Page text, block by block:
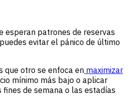
esperan patrones de reservas
evitar el pánico de último
que otro se enfoca en maximizar
mínimo más bajo o aplicar
de semana o las estadías